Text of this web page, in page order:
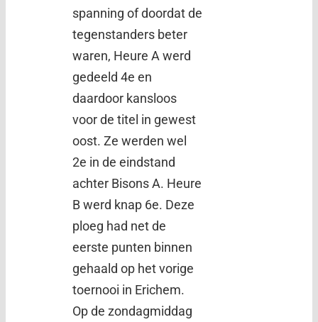
spanning of doordat de
tegenstanders beter
waren, Heure A werd
gedeeld 4e en
daardoor kansloos
voor de titel in gewest
oost. Ze werden wel
2e in de eindstand
achter Bisons A. Heure
B werd knap 6e. Deze
ploeg had net de
eerste punten binnen
gehaald op het vorige
toernooi in Erichem.
Op de zondagmiddag